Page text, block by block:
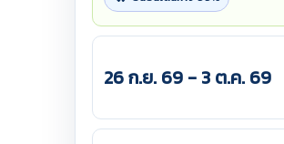
26 ก.ย. 69 - 3 ต.ค. 69